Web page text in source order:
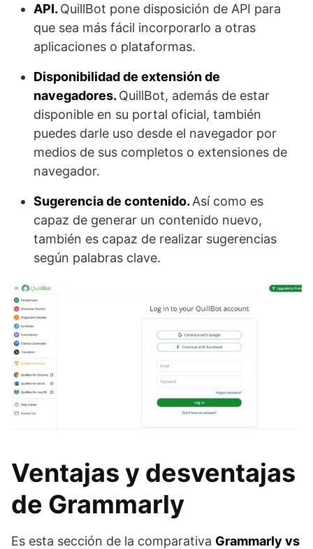
API. QuillBot pone disposición de API para
que sea más fácil incorporarlo a otras
aplicaciones o plataformas.
Disponibilidad de extensión de
navegadores. QuillBot, además de estar
disponible en su portal oficial, también
puedes darle uso desde el navegador por
medios de sus completos o extensiones de
navegador.
Sugerencia de contenido. Así como es
capaz de generar un contenido nuevo,
también es capaz de realizar sugerencias
según palabras clave.
Ventajas y desventajas
de Grammarly
Es esta sección de la comparativa Grammarly vs